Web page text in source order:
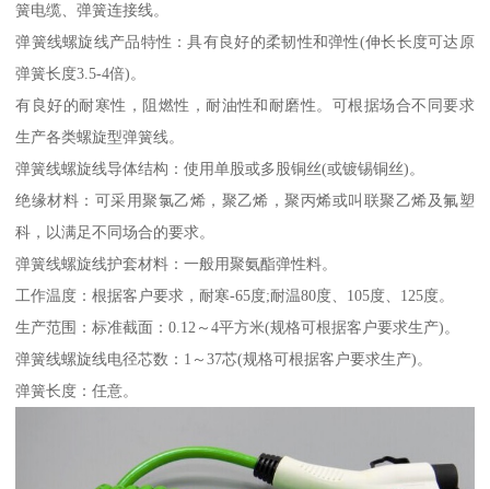
簧电缆、弹簧连接线。
弹簧线螺旋线产品特性：具有良好的柔韧性和弹性(伸长长度可达原
弹簧长度3.5-4倍)。
有良好的耐寒性，阻燃性，耐油性和耐磨性。可根据场合不同要求
生产各类螺旋型弹簧线。
弹簧线螺旋线导体结构：使用单股或多股铜丝(或镀锡铜丝)。
绝缘材料：可采用聚氯乙烯，聚乙烯，聚丙烯或叫联聚乙烯及氟塑
科，以满足不同场合的要求。
弹簧线螺旋线护套材料：一般用聚氨酯弹性料。
工作温度：根据客户要求，耐寒-65度;耐温80度、105度、125度。
生产范围：标准截面：0.12～4平方米(规格可根据客户要求生产)。
弹簧线螺旋线电径芯数：1～37芯(规格可根据客户要求生产)。
弹簧长度：任意。